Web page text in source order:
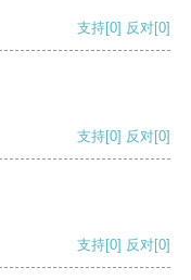
支持[0] 反对[0]
支持[0] 反对[0]
支持[0] 反对[0]